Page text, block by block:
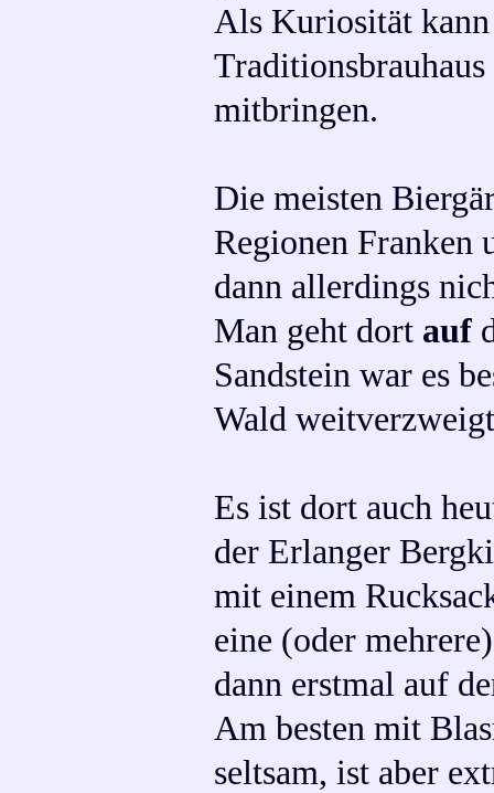
Als Kuriosität
mitbringen.
Die meisten
Regionen Franken
dann allerdings
Man geht dort auf
Sandstein war es
Wald
Es ist dort auch
der Erlanger
mit einem
eine (oder
dann erstmal auf
Am besten mit
seltsam, ist aber